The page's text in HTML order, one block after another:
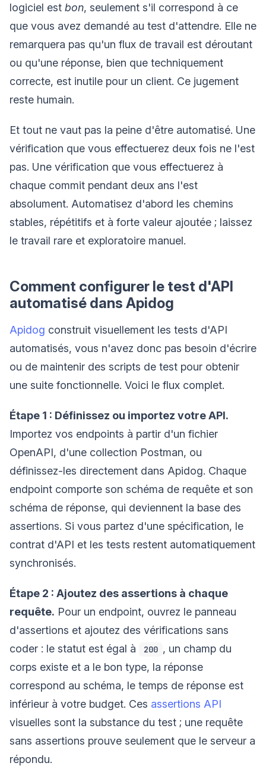
logiciel est bon, seulement s'il correspond à ce
que vous avez demandé au test d'attendre. Elle ne
remarquera pas qu'un flux de travail est déroutant
ou qu'une réponse, bien que techniquement
correcte, est inutile pour un client. Ce jugement
reste humain.
Et tout ne vaut pas la peine d'être automatisé. Une
vérification que vous effectuerez deux fois ne l'est
pas. Une vérification que vous effectuerez à
chaque commit pendant deux ans l'est
absolument. Automatisez d'abord les chemins
stables, répétitifs et à forte valeur ajoutée ; laissez
le travail rare et exploratoire manuel.
Comment configurer le test d'API
automatisé dans Apidog
Apidog construit visuellement les tests d'API
automatisés, vous n'avez donc pas besoin d'écrire
ou de maintenir des scripts de test pour obtenir
une suite fonctionnelle. Voici le flux complet.
Étape 1 : Définissez ou importez votre API.
Importez vos endpoints à partir d'un fichier
OpenAPI, d'une collection Postman, ou
définissez-les directement dans Apidog. Chaque
endpoint comporte son schéma de requête et son
schéma de réponse, qui deviennent la base des
assertions. Si vous partez d'une spécification, le
contrat d'API et les tests restent automatiquement
synchronisés.
Étape 2 : Ajoutez des assertions à chaque
requête. Pour un endpoint, ouvrez le panneau
d'assertions et ajoutez des vérifications sans
coder : le statut est égal à
200 , un champ du
corps existe et a le bon type, la réponse
correspond au schéma, le temps de réponse est
inférieur à votre budget. Ces assertions API
visuelles sont la substance du test ; une requête
sans assertions prouve seulement que le serveur a
répondu.